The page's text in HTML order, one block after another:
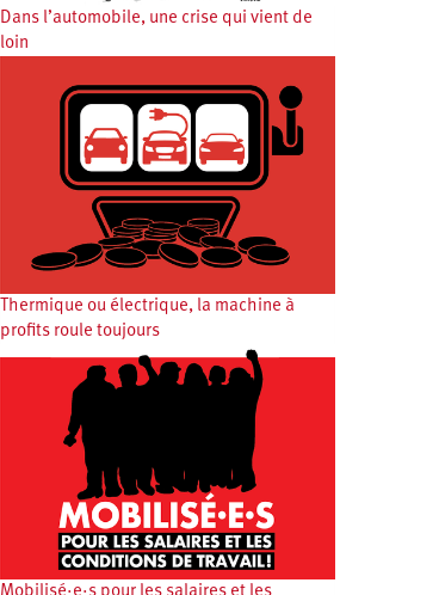
Dans l’automobile, une crise qui vient de
loin
Thermique ou électrique, la machine à
profits roule toujours